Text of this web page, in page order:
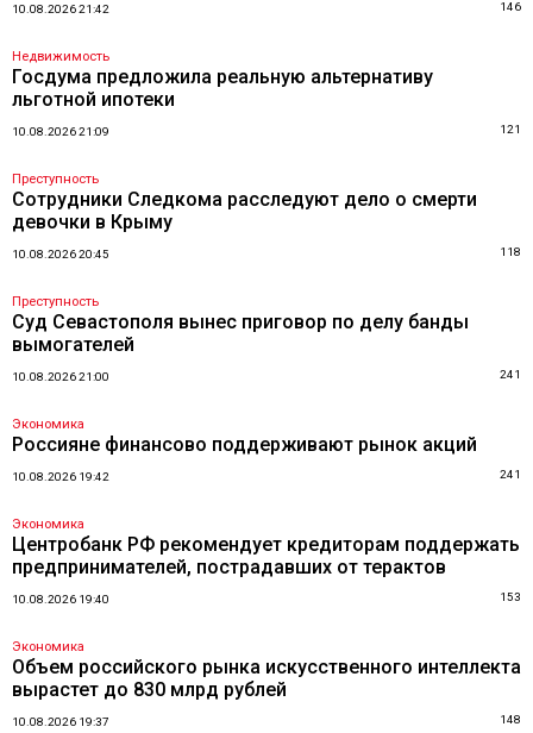
10.08.2026 21:42 146
Недвижимость
Госдума предложила реальную альтернативу
льготной ипотеки
10.08.2026 21:09 121
Преступность
Сотрудники Следкома расследуют дело о смерти
девочки в Крыму
10.08.2026 20:45 118
Преступность
Суд Севастополя вынес приговор по делу банды
вымогателей
10.08.2026 21:00 241
Экономика
Россияне финансово поддерживают рынок акций
10.08.2026 19:42 241
Экономика
Центробанк РФ рекомендует кредиторам поддержать
предпринимателей, пострадавших от терактов
10.08.2026 19:40 153
Экономика
Объем российского рынка искусственного интеллекта
вырастет до 830 млрд рублей
10.08.2026 19:37 148